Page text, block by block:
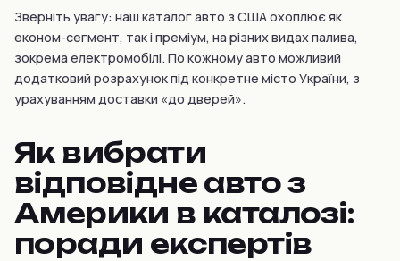
Зверніть увагу: наш каталог авто з США охоплює як
економ-сегмент, так і преміум, на різних видах палива,
зокрема електромобілі. По кожному авто можливий
додатковий розрахунок під конкретне місто України, з
урахуванням доставки «до дверей».
Як вибрати
відповідне авто з
Америки в каталозі:
поради експертів